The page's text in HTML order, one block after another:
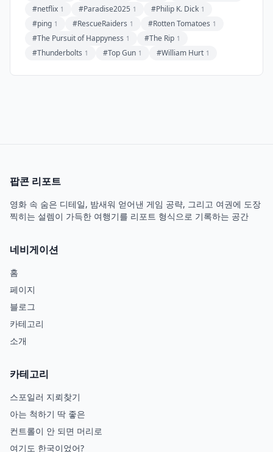
#netflix 1 #Paradise2025 1 #Philip K. Dick 1
#ping 1 #RescueRaiders 1 #Rotten Tomatoes 1
#The Pursuit of Happyness 1 #The Rip 1
#Thunderbolts 1 #Top Gun 1 #William Hurt 1
팝콘 리포트
영화 속 숨은 디테일, 밤새워 얻어낸 게임 공략, 그리고 여권에 도장
찍히는 설렘이 가득한 여행기를 리포트 형식으로 기록하는 공간
네비게이션
홈
페이지
블로그
카테고리
소개
카테고리
스포일러 지뢰찾기
아는 척하기 딱 좋은
컨트롤이 안 되면 머리로
여기도 한국이었어?